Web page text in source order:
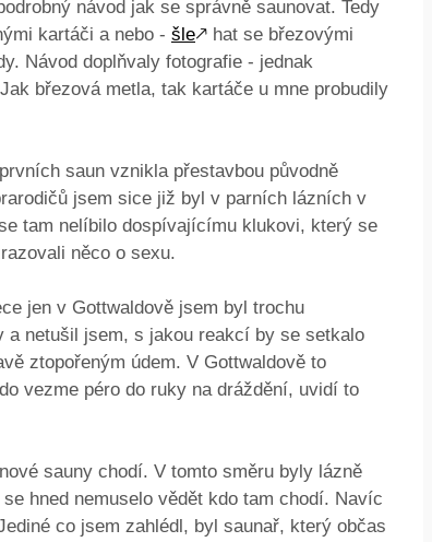
návod jak se správně saunovat. Tedy
kartáči a nebo - šle🡕 hat se březovými
Návod doplňvaly fotografie - jednak
březová metla, tak kartáče u mne probudily
saun vznikla přestavbou původně
jsem sice již byl v parních lázních v
tam nelíbilo dospívajícímu klukovi, který se
něco o sexu.
jen v Gottwaldově jsem byl trochu
netušil jsem, s jakou reakcí by se setkalo
ztopořeným údem. V Gottwaldově to
vezme péro do ruky na dráždění, uvidí to
sauny chodí. V tomto směru byly lázně
hned nemuselo vědět kdo tam chodí. Navíc
co jsem zahlédl, byl saunař, který občas